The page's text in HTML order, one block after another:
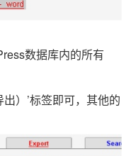
数据库内的所有
）’标签即可，其他的